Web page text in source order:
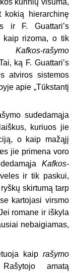
kūrinių visuma,
kokią hierarchinę
ir F. Guattari’s
kaip rizoma, o tik
Kafkos-rašymo
ką F. Guattari’s
atviros sistemos
apie „Tūkstantį
sudedamąja
kuriuos jie
o kaip mažąjį
jie primena voro
Kafkos-
ir tik paskui,
skirtumą tarp
kartojasi virsmo
romane ir iškyla
nebaigiamas,
kaip rašymo
amatą